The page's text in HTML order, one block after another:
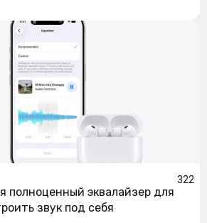
322
полноценный эквалайзер для
звук под себя